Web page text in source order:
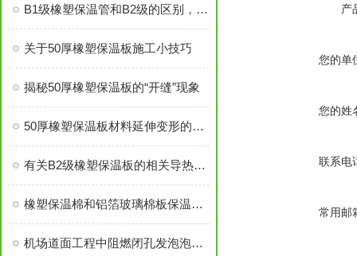
B1级橡塑保温管和B2级的区别，你知道吗？
关于50厚橡塑保温板施工小技巧
揭秘50厚橡塑保温板的“开缝”现象
50厚橡塑保温板材料延伸变形的测定指导
有关B2级橡塑保温板的相关导热系数说明
橡塑保温棉和铝箔玻璃棉板保温工艺流程简述
机场道面工程中阻燃闭孔发泡泡沫板的选用
产
您的单
您的姓
联系电
常用邮